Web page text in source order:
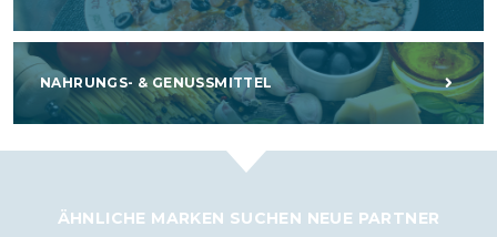
NAHRUNGS- & GENUSSMITTEL
ÄHNLICHE MARKEN SUCHEN NEUE PARTNER